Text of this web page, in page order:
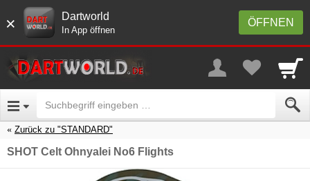
× ÖFFNEN
Dartworld
In App öffnen
Zurück zu "STANDARD"
SHOT Celt Ohnyalei No6 Flights